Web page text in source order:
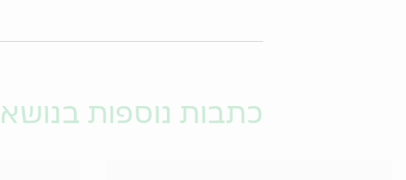
כתבות נוספות בנושא